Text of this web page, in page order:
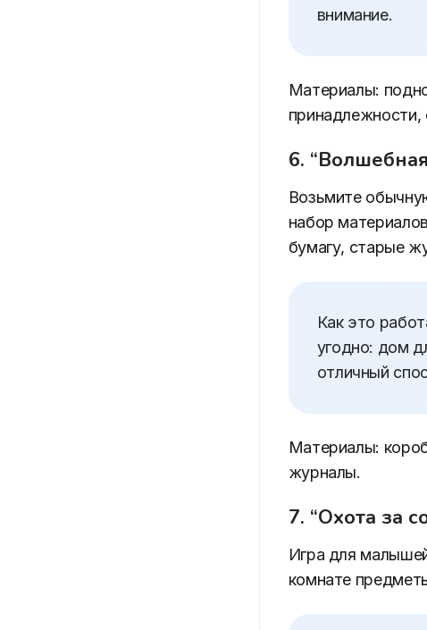
внимание.
Материалы:
принадлежности,
6.
Возьмите
набор
бумагу, старые
Как это
угодно: дом
отличный
Материалы:
журналы.
7. “Охота за
Игра для
комнате